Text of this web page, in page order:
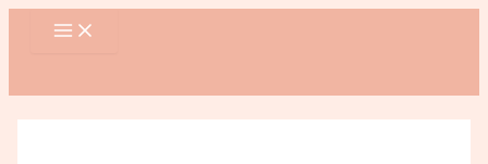
Nhảy
Điều
hướng